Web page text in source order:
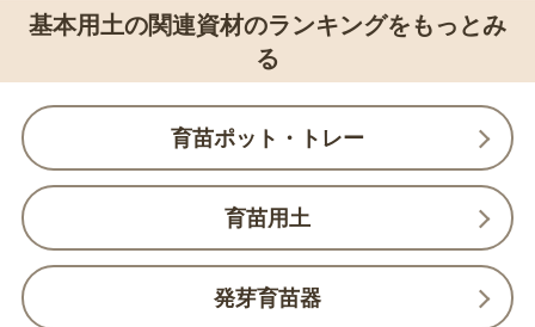
基本用土の関連資材のランキングをもっとみ
る
育苗ポット・トレー
育苗用土
発芽育苗器